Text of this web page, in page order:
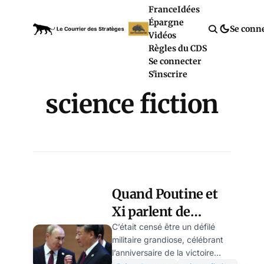
FranceIdées
Épargne
Vidéos
Règles du CDS
Se connecter
S'inscrire
Se
science fiction
Quand Poutine et
Xi parlent de
"science-fiction"en
plein défilé
C’était censé être un défilé
militaire grandiose, célébrant
l’anniversaire de la victoire